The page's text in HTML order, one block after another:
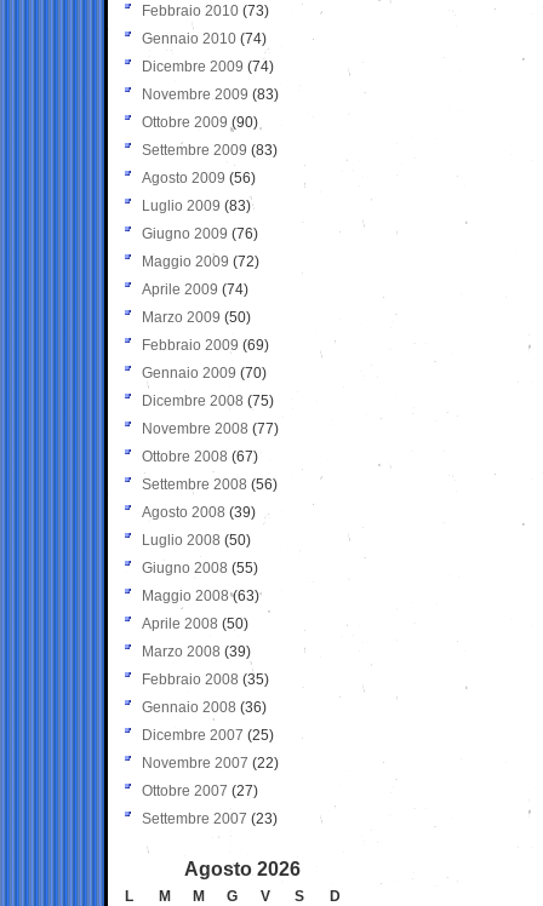
Febbraio 2010 (73)
Gennaio 2010 (74)
Dicembre 2009 (74)
Novembre 2009 (83)
Ottobre 2009 (90)
Settembre 2009 (83)
Agosto 2009 (56)
Luglio 2009 (83)
Giugno 2009 (76)
Maggio 2009 (72)
Aprile 2009 (74)
Marzo 2009 (50)
Febbraio 2009 (69)
Gennaio 2009 (70)
Dicembre 2008 (75)
Novembre 2008 (77)
Ottobre 2008 (67)
Settembre 2008 (56)
Agosto 2008 (39)
Luglio 2008 (50)
Giugno 2008 (55)
Maggio 2008(63)
Aprile 2008 (50)
Marzo 2008 (39)
Febbraio 2008 (35)
Gennaio 2008 (36)
Dicembre 2007 (25)
Novembre 2007 (22)
Ottobre 2007 (27)
Settembre 2007 (23)
Agosto 2026
L M M G V S
D